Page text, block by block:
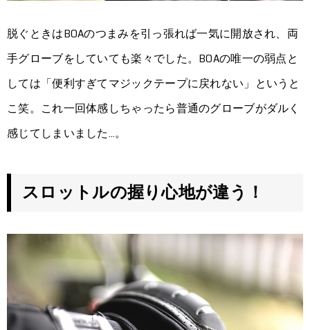
脱ぐときはBOAのつまみを引っ張れば一気に開放され、両
手グローブをしていても楽々でした。BOAの唯一の弱点と
しては「便利すぎてマジックテープに戻れない」というと
こ笑。これ一回体感しちゃったら普通のグローブがダルく
感じてしまいました…。
スロットルの握り心地が違う！